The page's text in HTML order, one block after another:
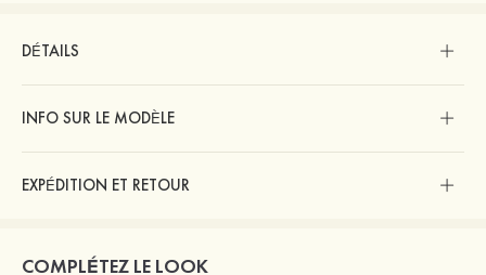
DÉTAILS
INFO SUR LE MODÈLE
EXPÉDITION ET RETOUR
COMPLÉTEZ LE LOOK